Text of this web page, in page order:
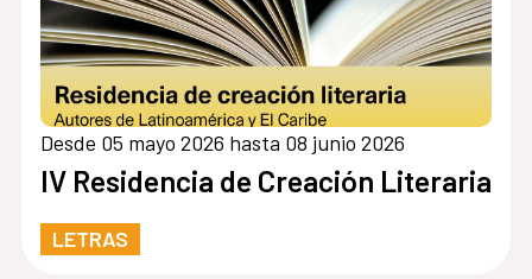
Desde 05 mayo 2026 hasta 08 junio 2026
IV Residencia de Creación Literaria
LETRAS